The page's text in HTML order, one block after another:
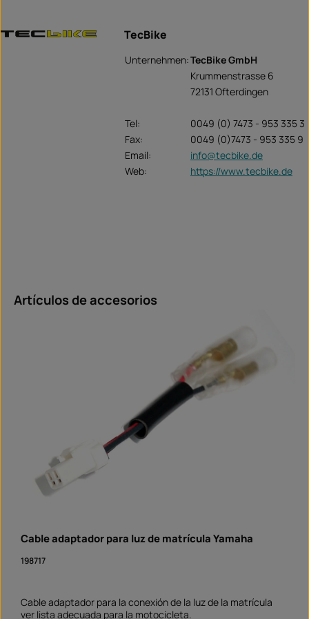
TecBike
Unternehmen:TecBike GmbH
Krummenstrasse 6
72131 Ofterdingen
Tel:
0049 (0) 7473 - 953 335 3
Fax:
0049 (0)7473 - 953 335 9
Email:
info@tecbike.de
Web:
https://www.tecbike.de
Omitir la galería de productos
Artículos de accesorios
Cable adaptador para luz de matrícula Yamaha
198717
Cable adaptador para la conexión de la luz de la matrícula
ver lista adecuada para la motocicleta.